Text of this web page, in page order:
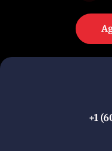
+1